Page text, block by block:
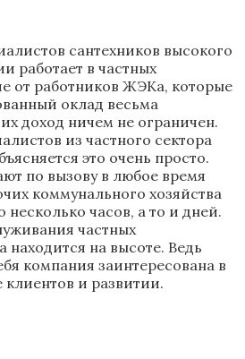
сантехников высокого
работает в частных
от работников ЖЭКа, которые
оклад весьма
доход ничем не ограничен.
из частного сектора
это очень просто.
по вызову в любое время
коммунального хозяйства
несколько часов, а то и дней.
частных
находится на высоте. Ведь
компания заинтересована в
и развитии.